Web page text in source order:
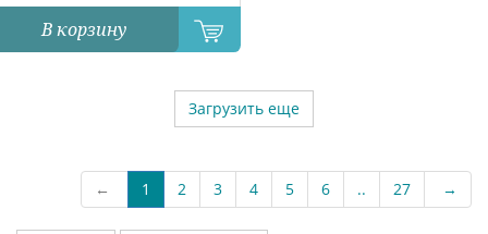
В корзину
Загрузить еще
← 1 2 3 4 5 6 .. 27 →